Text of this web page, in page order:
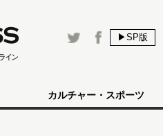
▶SP版
カルチャー・スポーツ